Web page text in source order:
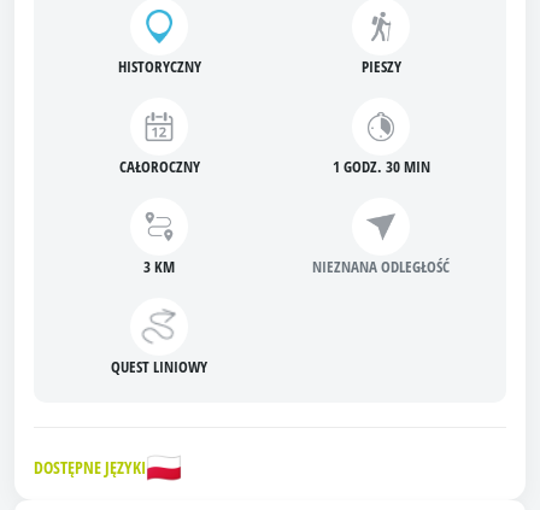
HISTORYCZNY PIESZY
CAŁOROCZNY 1 GODZ. 30 MIN
3 KM NIEZNANA ODLEGŁOŚĆ
QUEST LINIOWY
DOSTĘPNE JĘZYKI🇵🇱